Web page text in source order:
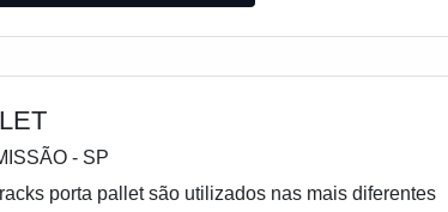
- SP
porta pallet são utilizados nas mais diferentes